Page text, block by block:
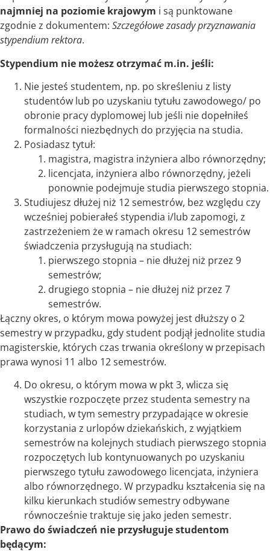
najmniej na poziomie krajowym i są punktowane
zgodnie z dokumentem: Szczegółowe zasady przyznawania
stypendium rektora.
Stypendium nie możesz otrzymać m.in. jeśli:
Nie jesteś studentem, np. po skreśleniu z listy
studentów lub po uzyskaniu tytułu zawodowego/ po
obronie pracy dyplomowej lub jeśli nie dopełniłeś
formalności niezbędnych do przyjęcia na studia.
Posiadasz tytuł:
magistra, magistra inżyniera albo równorzędny;
licencjata, inżyniera albo równorzędny, jeżeli
ponownie podejmuje studia pierwszego stopnia.
Studiujesz dłużej niż 12 semestrów, bez względu czy
wcześniej pobierałeś stypendia i/lub zapomogi, z
zastrzeżeniem że w ramach okresu 12 semestrów
świadczenia przysługują na studiach:
pierwszego stopnia – nie dłużej niż przez 9
semestrów;
drugiego stopnia – nie dłużej niż przez 7
semestrów.
Łączny okres, o którym mowa powyżej jest dłuższy o 2
semestry w przypadku, gdy student podjął jednolite studia
magisterskie, których czas trwania określony w przepisach
prawa wynosi 11 albo 12 semestrów.
Do okresu, o którym mowa w pkt 3, wlicza się
wszystkie rozpoczęte przez studenta semestry na
studiach, w tym semestry przypadające w okresie
korzystania z urlopów dziekańskich, z wyjątkiem
semestrów na kolejnych studiach pierwszego stopnia
rozpoczętych lub kontynuowanych po uzyskaniu
pierwszego tytułu zawodowego licencjata, inżyniera
albo równorzędnego. W przypadku kształcenia się na
kilku kierunkach studiów semestry odbywane
równocześnie traktuje się jako jeden semestr.
Prawo do świadczeń nie przysługuje studentom
będącym: